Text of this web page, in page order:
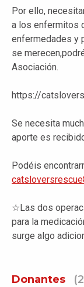
Por ello,
a los enfermitos
enfermedades y
se
Asociación.
https://
Se necesita
aporte es
Podéis
☆Las dos
para la
surge algo
Donantes